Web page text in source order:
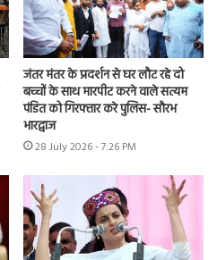
जंतर मंतर के प्रदर्शन से घर लौट रहे दो
बच्चों के साथ मारपीट करने वाले सत्यम
पंडित को गिरफ्तार करे पुलिस- सौरभ
भारद्वाज
28 July 2026 - 7:26 PM